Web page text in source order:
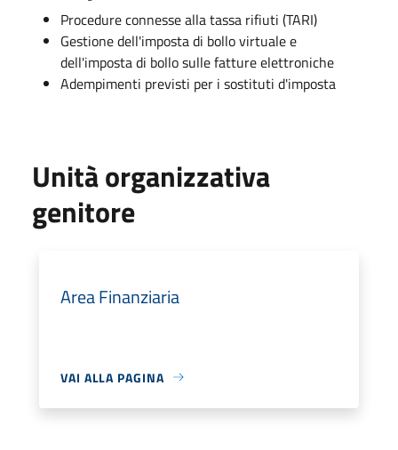
Procedure connesse alla tassa rifiuti (TARI)
Gestione dell'imposta di bollo virtuale e
dell'imposta di bollo sulle fatture elettroniche
Adempimenti previsti per i sostituti d'imposta
Unità organizzativa
genitore
Area Finanziaria
VAI ALLA PAGINA